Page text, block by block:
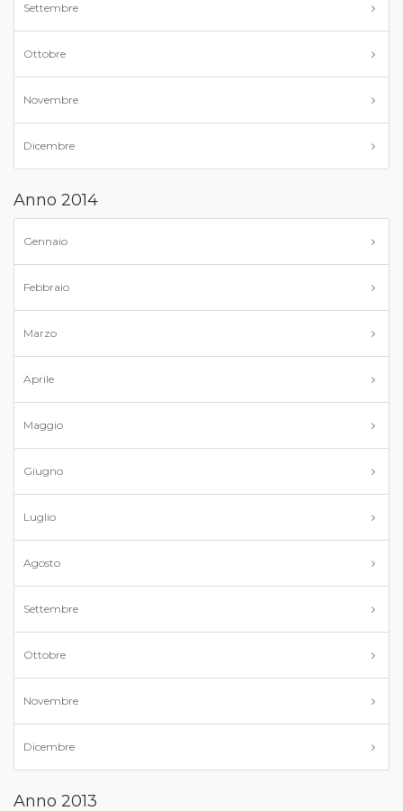
Settembre
Ottobre
Novembre
Dicembre
Anno 2014
Gennaio
Febbraio
Marzo
Aprile
Maggio
Giugno
Luglio
Agosto
Settembre
Ottobre
Novembre
Dicembre
Anno 2013